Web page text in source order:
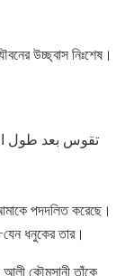
উচ্ছ্বাস নিঃশেষ।
تقوس بعد طول
পদদলিত করেছে।
ধনুকের তার।
কৌমসানী তাঁকে